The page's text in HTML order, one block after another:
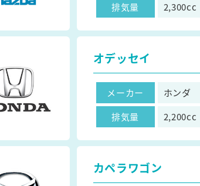
排気量
2,300cc
オデッセイ
メーカー ホンダ
排気量
2,200cc
カペラワゴン